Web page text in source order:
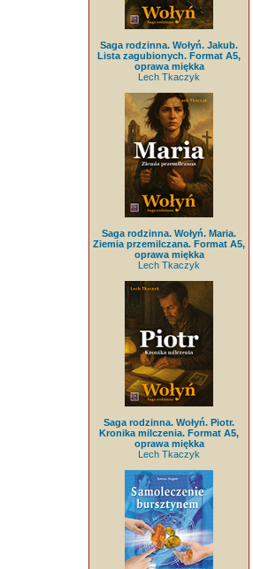
Saga rodzinna. Wołyń. Jakub.
Lista zagubionych. Format A5,
oprawa miękka
Lech Tkaczyk
Saga rodzinna. Wołyń. Maria.
Ziemia przemilczana. Format A5,
oprawa miękka
Lech Tkaczyk
Saga rodzinna. Wołyń. Piotr.
Kronika milczenia. Format A5,
oprawa miękka
Lech Tkaczyk